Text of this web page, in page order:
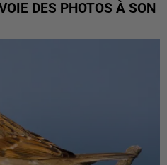
DES PHOTOS À SON